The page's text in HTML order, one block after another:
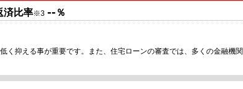
比率※3 -- ％
抑える事が重要です。また、住宅ローンの審査では、多くの金融機